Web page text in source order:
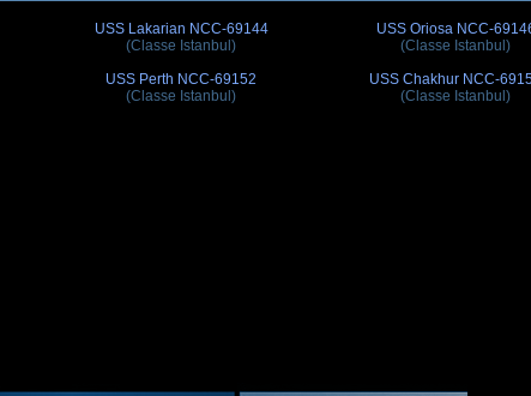
USS Lakarian NCC-69144
(Classe Istanbul)
USS Perth NCC-69152
(Classe Istanbul)
USS Oriosa NCC-
(Classe Istanbul)
USS Chakhur NCC-
(Classe Istanbul)